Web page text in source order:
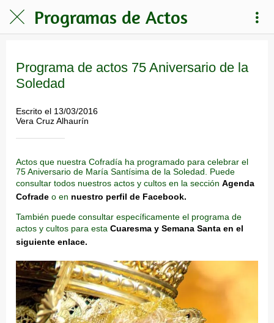
Programas de Actos
Programa de actos 75 Aniversario de la
Soledad
Escrito el 13/03/2016
Vera Cruz Alhaurín
Actos que nuestra Cofradía ha programado para celebrar el
75 Aniversario de María Santísima de la Soledad. Puede
consultar todos nuestros actos y cultos en la sección Agenda
Cofrade o en nuestro perfil de Facebook.
También puede consultar específicamente el programa de
actos y cultos para esta Cuaresma y Semana Santa en el
siguiente enlace.